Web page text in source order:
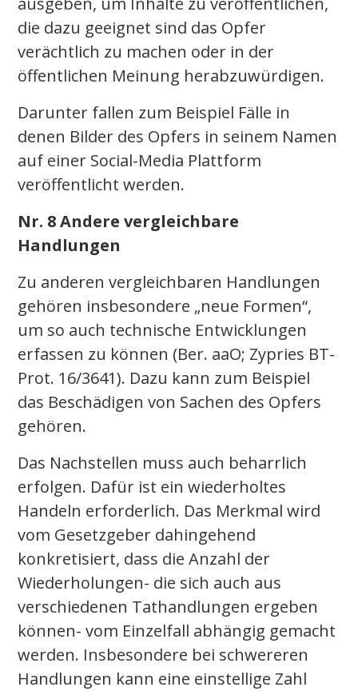
die dazu geeignet sind das Opfer
verächtlich zu machen oder in der
öffentlichen Meinung herabzuwürdigen.
Darunter fallen zum Beispiel Fälle in
denen Bilder des Opfers in seinem Namen
auf einer Social-Media Plattform
veröffentlicht werden.
Nr. 8 Andere vergleichbare
Handlungen
Zu anderen vergleichbaren Handlungen
gehören insbesondere „neue Formen“,
um so auch technische Entwicklungen
erfassen zu können (Ber. aaO; Zypries BT-
Prot. 16/3641). Dazu kann zum Beispiel
das Beschädigen von Sachen des Opfers
gehören.
Das Nachstellen muss auch beharrlich
erfolgen. Dafür ist ein wiederholtes
Handeln erforderlich. Das Merkmal wird
vom Gesetzgeber dahingehend
konkretisiert, dass die Anzahl der
Wiederholungen- die sich auch aus
verschiedenen Tathandlungen ergeben
können- vom Einzelfall abhängig gemacht
werden. Insbesondere bei schwereren
Handlungen kann eine einstellige Zahl